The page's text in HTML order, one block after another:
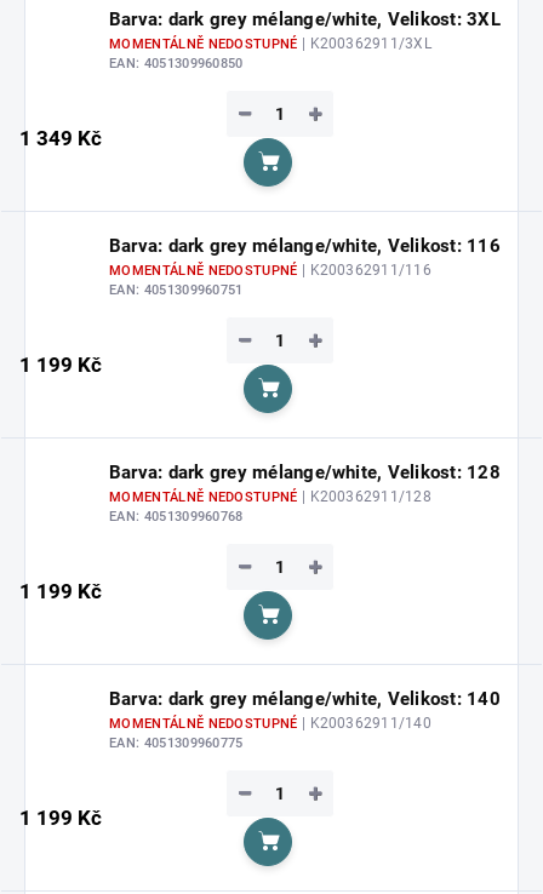
Barva: dark grey mélange/white, Velikost: 3XL
MOMENTÁLNĚ NEDOSTUPNÉ | K200362911/3XL
EAN: 4051309960850
1 349 Kč
+
−
Do košíku
Barva: dark grey mélange/white, Velikost: 116
MOMENTÁLNĚ NEDOSTUPNÉ | K200362911/116
EAN: 4051309960751
1 199 Kč
+
−
Do košíku
Barva: dark grey mélange/white, Velikost: 128
MOMENTÁLNĚ NEDOSTUPNÉ | K200362911/128
EAN: 4051309960768
1 199 Kč
+
−
Do košíku
Barva: dark grey mélange/white, Velikost: 140
MOMENTÁLNĚ NEDOSTUPNÉ | K200362911/140
EAN: 4051309960775
1 199 Kč
+
−
Do košíku